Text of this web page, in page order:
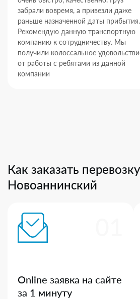
забрали вовремя, а привезли даже
раньше назначенной даты прибытия.
Рекомендую данную транспортную
компанию к сотрудничеству. Мы
получили колоссальное
от работы с ребятами из данной
компании
Как заказать
Новоаннинский
Online заявка на сайте
за 1 минуту